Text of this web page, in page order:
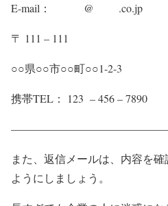
E-mail： @ .co.jp
〒 111 – 111
○○県○○市○○町○○1-2-3
携帯TEL： 123 – 456 – 7890
また、返信メールは、内容を
ようにしましょう。